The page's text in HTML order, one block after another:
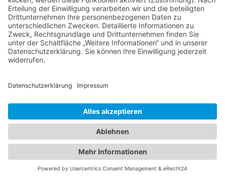
WOHN- UND GESCHÄFTSHÄUSER IN
BREMEN UND UMGEBUNG
ERWERBEN ODER MIETEN
Neben Wohnhäusern zählen
Angebotsportfolio unseres Maklerbüros. Viele
dieser Immobilien eignen sich für eine
Mischnutzung, in der gewerbliche Flächen mit
Wohnräumen kombiniert werden. In Ihrem
Auftrag finden wir das passende Objekt, in dem
Sie Leben und Arbeit zusammenbringen und